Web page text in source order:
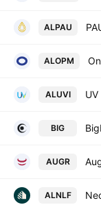
ALPAU
ALOPM
ALUVI
BIG
AUGR
ALNLF